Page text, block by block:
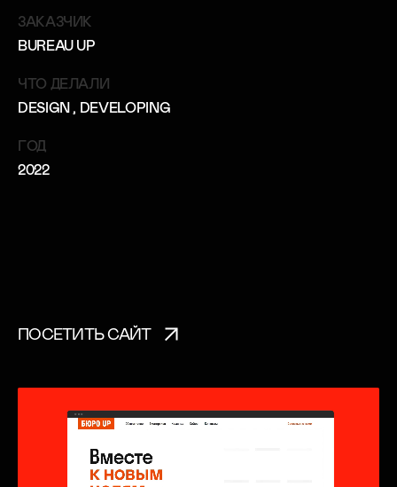
ЗАКАЗЧИК
BUREAU UP
ЧТО ДЕЛАЛИ
DESIGN, DEVELOPING
ГОД
2022
ПОСЕТИТЬ САЙТ